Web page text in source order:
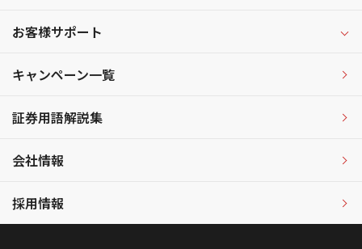
お客様サポート
キャンペーン一覧
証券用語解説集
会社情報
採用情報